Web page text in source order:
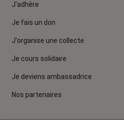
J'adhère
Je fais un don
J'organise une collecte
Je cours solidaire
Je deviens ambassadrice
Nos partenaires